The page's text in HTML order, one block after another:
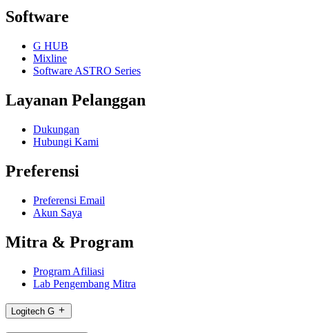
Software
G HUB
Mixline
Software ASTRO Series
Layanan Pelanggan
Dukungan
Hubungi Kami
Preferensi
Preferensi Email
Akun Saya
Mitra & Program
Program Afiliasi
Lab Pengembang Mitra
Logitech G